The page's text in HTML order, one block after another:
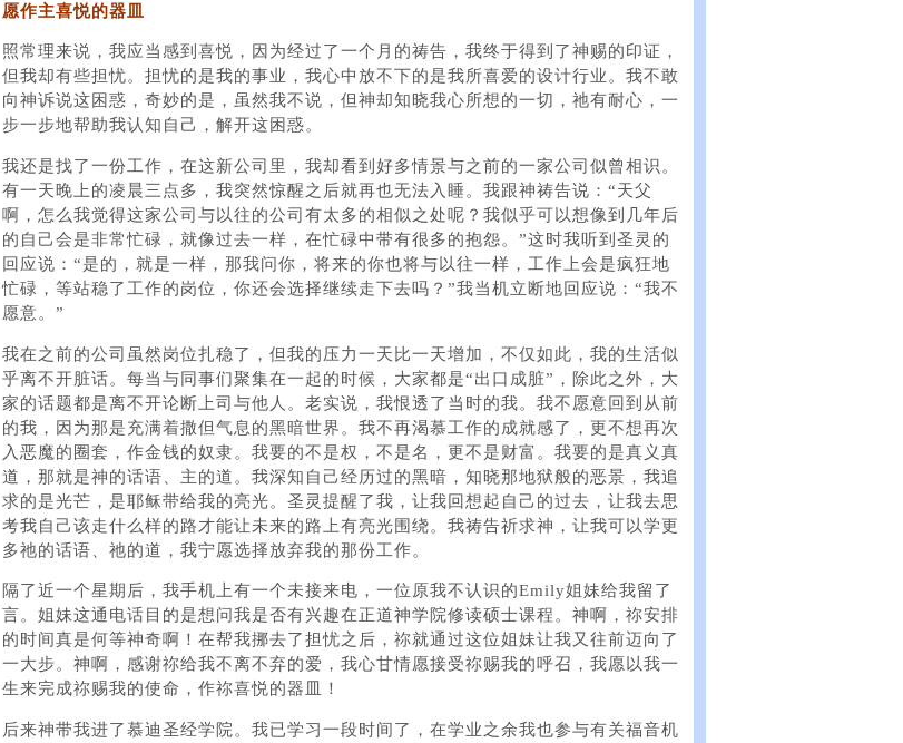
愿作主喜悦的器皿
照常理来说，我应当感到喜悦，因为经过了一个月的祷告，我终于得到了神赐的印证，
但我却有些担忧。担忧的是我的事业，我心中放不下的是我所喜爱的设计行业。我不敢
向神诉说这困惑，奇妙的是，虽然我不说，但神却知晓我心所想的一切，祂有耐心，一
步一步地帮助我认知自己，解开这困惑。
我还是找了一份工作，在这新公司里，我却看到好多情景与之前的一家公司似曾相识。
有一天晚上的凌晨三点多，我突然惊醒之后就再也无法入睡。我跟神祷告说：“天父
啊，怎么我觉得这家公司与以往的公司有太多的相似之处呢？我似乎可以想像到几年后
的自己会是非常忙碌，就像过去一样，在忙碌中带有很多的抱怨。”这时我听到圣灵的
回应说：“是的，就是一样，那我问你，将来的你也将与以往一样，工作上会是疯狂地
忙碌，等站稳了工作的岗位，你还会选择继续走下去吗？”我当机立断地回应说：“我不
愿意。”
我在之前的公司虽然岗位扎稳了，但我的压力一天比一天增加，不仅如此，我的生活似
乎离不开脏话。每当与同事们聚集在一起的时候，大家都是“出口成脏”，除此之外，大
家的话题都是离不开论断上司与他人。老实说，我恨透了当时的我。我不愿意回到从前
的我，因为那是充满着撒但气息的黑暗世界。我不再渴慕工作的成就感了，更不想再次
入恶魔的圈套，作金钱的奴隶。我要的不是权，不是名，更不是财富。我要的是真义真
道，那就是神的话语、主的道。我深知自己经历过的黑暗，知晓那地狱般的恶景，我追
求的是光芒，是耶稣带给我的亮光。圣灵提醒了我，让我回想起自己的过去，让我去思
考我自己该走什么样的路才能让未来的路上有亮光围绕。我祷告祈求神，让我可以学更
多祂的话语、祂的道，我宁愿选择放弃我的那份工作。
隔了近一个星期后，我手机上有一个未接来电，一位原我不认识的Emily姐妹给我留了
言。姐妹这通电话目的是想问我是否有兴趣在正道神学院修读硕士课程。神啊，祢安排
的时间真是何等神奇啊！在帮我挪去了担忧之后，祢就通过这位姐妹让我又往前迈向了
一大步。神啊，感谢祢给我不离不弃的爱，我心甘情愿接受祢赐我的呼召，我愿以我一
生来完成祢赐我的使命，作祢喜悦的器皿！
后来神带我进了慕迪圣经学院。我已学习一段时间了，在学业之余我也参与有关福音机